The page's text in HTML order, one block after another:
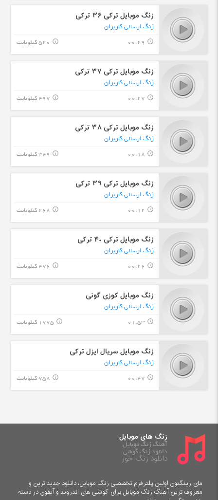
زنگ موبایل ترکی ۳۶ ترکی
زنگ ارسالی کاربران
query_builder
00:29 520 کیلوبایت info_outline
زنگ موبایل ترکی ۳۷ ترکی
زنگ ارسالی کاربران
query_builder
00:27 497 کیلوبایت info_outline
زنگ موبایل ترکی ۳۸ ترکی
زنگ ارسالی کاربران
query_builder
00:18 349 کیلوبایت info_outline
زنگ موبایل ترکی ۳۹ ترکی
زنگ ارسالی کاربران
query_builder
00:12 268 کیلوبایت info_outline
زنگ موبایل ترکی ۴۰ ترکی
زنگ ارسالی کاربران
query_builder
00:26 476 کیلوبایت info_outline
زنگ موبایل کوزی گونی
زنگ ارسالی کاربران
query_builder
01:53 1775 کیلوبایت info_outline
زنگ موبایل سریال ایزل ترکی
زنگ ارسالی کاربران
query_builder
00:47 758 کیلوبایت info_outline
زنگ های موبایل
آهنگ زنگ موبایل
دانلود زنگ گوشی
دانلود زنگ خور
مای رینگتون اولین پلترفرم تخصصی زنگ موبایل، دانلود جدید ترین و
معروف ترین آهنگ زنگ موبایل برای گوشی های اندروید و آیفون در دسته